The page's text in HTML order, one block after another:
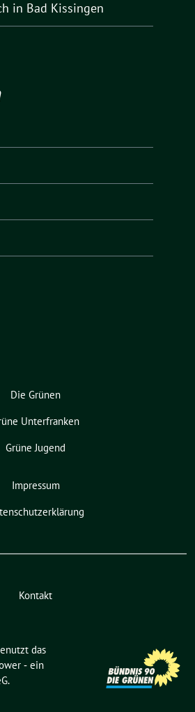
in Bad Kissingen
Die Grünen
Unterfranken
Grüne Jugend
Impressum
Kontakt
das
‐ ein
.